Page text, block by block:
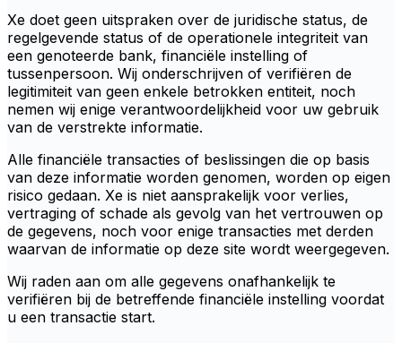
Xe doet geen uitspraken over de juridische status, de
regelgevende status of de operationele integriteit van
een genoteerde bank, financiële instelling of
tussenpersoon. Wij onderschrijven of verifiëren de
legitimiteit van geen enkele betrokken entiteit, noch
nemen wij enige verantwoordelijkheid voor uw gebruik
van de verstrekte informatie.
Alle financiële transacties of beslissingen die op basis
van deze informatie worden genomen, worden op eigen
risico gedaan. Xe is niet aansprakelijk voor verlies,
vertraging of schade als gevolg van het vertrouwen op
de gegevens, noch voor enige transacties met derden
waarvan de informatie op deze site wordt weergegeven.
Wij raden aan om alle gegevens onafhankelijk te
verifiëren bij de betreffende financiële instelling voordat
u een transactie start.